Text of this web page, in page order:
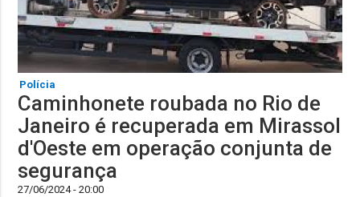
Polícia
Caminhonete roubada no Rio de
Janeiro é recuperada em Mirassol
d'Oeste em operação conjunta de
segurança
27/06/2024 - 20:00